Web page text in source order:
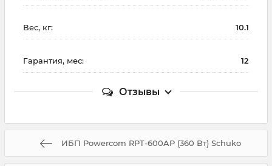
Вес, кг: 10.1
Гарантия, мес: 12
Отзывы
ИБП Powercom RPT-600AP (360 Вт) Schuko